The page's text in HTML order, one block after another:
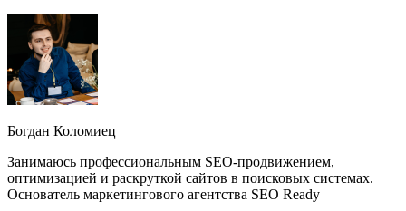
Богдан Коломиец
Занимаюсь профессиональным SEO-продвижением,
оптимизацией и раскруткой сайтов в поисковых системах.
Основатель маркетингового агентства SEO Ready